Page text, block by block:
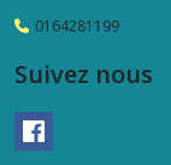
0164281199
Suivez nous